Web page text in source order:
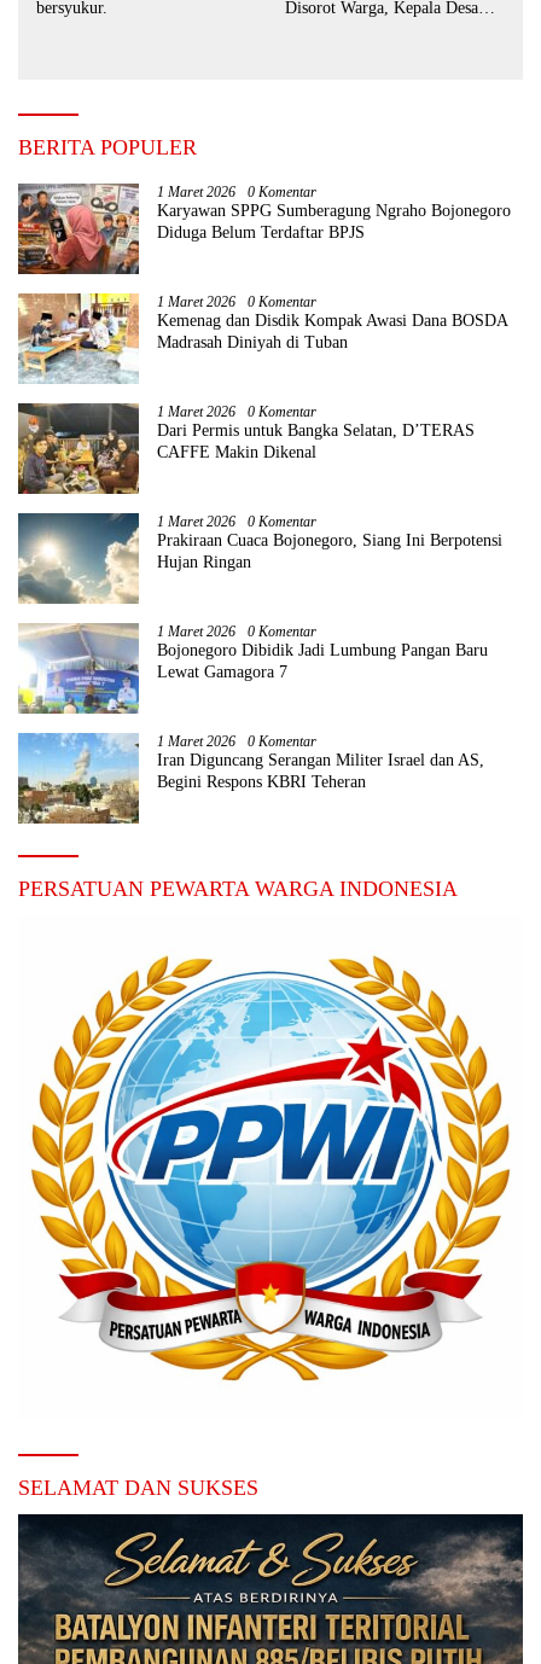
bersyukur.
Disorot Warga, Kepala Desa
BERITA POPULER
1 Maret 2026 0 Komentar
Karyawan SPPG Sumberagung Ngraho Bojonegoro
Diduga Belum Terdaftar BPJS
1 Maret 2026 0 Komentar
Kemenag dan Disdik Kompak Awasi Dana BOSDA
Madrasah Diniyah di Tuban
1 Maret 2026 0 Komentar
Dari Permis untuk Bangka Selatan, D’TERAS
CAFFE Makin Dikenal
1 Maret 2026 0 Komentar
Prakiraan Cuaca Bojonegoro, Siang Ini Berpotensi
Hujan Ringan
1 Maret 2026 0 Komentar
Bojonegoro Dibidik Jadi Lumbung Pangan Baru
Lewat Gamagora 7
1 Maret 2026 0 Komentar
Iran Diguncang Serangan Militer Israel dan AS,
Begini Respons KBRI Teheran
PERSATUAN PEWARTA WARGA INDONESIA
SELAMAT DAN SUKSES